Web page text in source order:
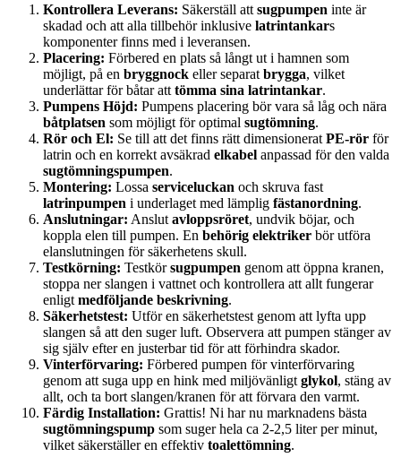
Kontrollera Leverans: Säkerställ att sugpumpen inte är
skadad och att alla tillbehör inklusive latrintankars
komponenter finns med i leveransen.
Placering: Förbered en plats så långt ut i hamnen som
möjligt, på en bryggnock eller separat brygga, vilket
underlättar för båtar att tömma sina latrintankar.
Pumpens Höjd: Pumpens placering bör vara så låg och nära
båtplatsen som möjligt för optimal sugtömning.
Rör och El: Se till att det finns rätt dimensionerat PE-rör för
latrin och en korrekt avsäkrad elkabel anpassad för den valda
sugtömningspumpen.
Montering: Lossa serviceluckan och skruva fast
latrinpumpen i underlaget med lämplig fästanordning.
Anslutningar: Anslut avloppsröret, undvik böjar, och
koppla elen till pumpen. En behörig elektriker bör utföra
elanslutningen för säkerhetens skull.
Testkörning: Testkörsugpumpen genom att öppna kranen,
stoppa ner slangen i vattnet och kontrollera att allt fungerar
enligt medföljande beskrivning.
Säkerhetstest: Utför en säkerhetstest genom att lyfta upp
slangen så att den suger luft. Observera att pumpen stänger av
sig själv efter en justerbar tid för att förhindra skador.
Vinterförvaring: Förbered pumpen för vinterförvaring
genom att suga upp en hink med miljövänligt glykol, stäng av
allt, och ta bort slangen/kranen för att förvara den varmt.
Färdig Installation: Grattis! Ni har nu marknadens bästa
sugtömningspump som suger hela ca 2-2,5 liter per minut,
vilket säkerställer en effektiv toalettömning.